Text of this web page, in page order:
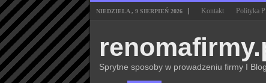
NIEDZIELA , 9 SIERPIEŃ 2026 Kontakt Polityka
Sprytne sposoby w prowadzeniu firmy I Blog